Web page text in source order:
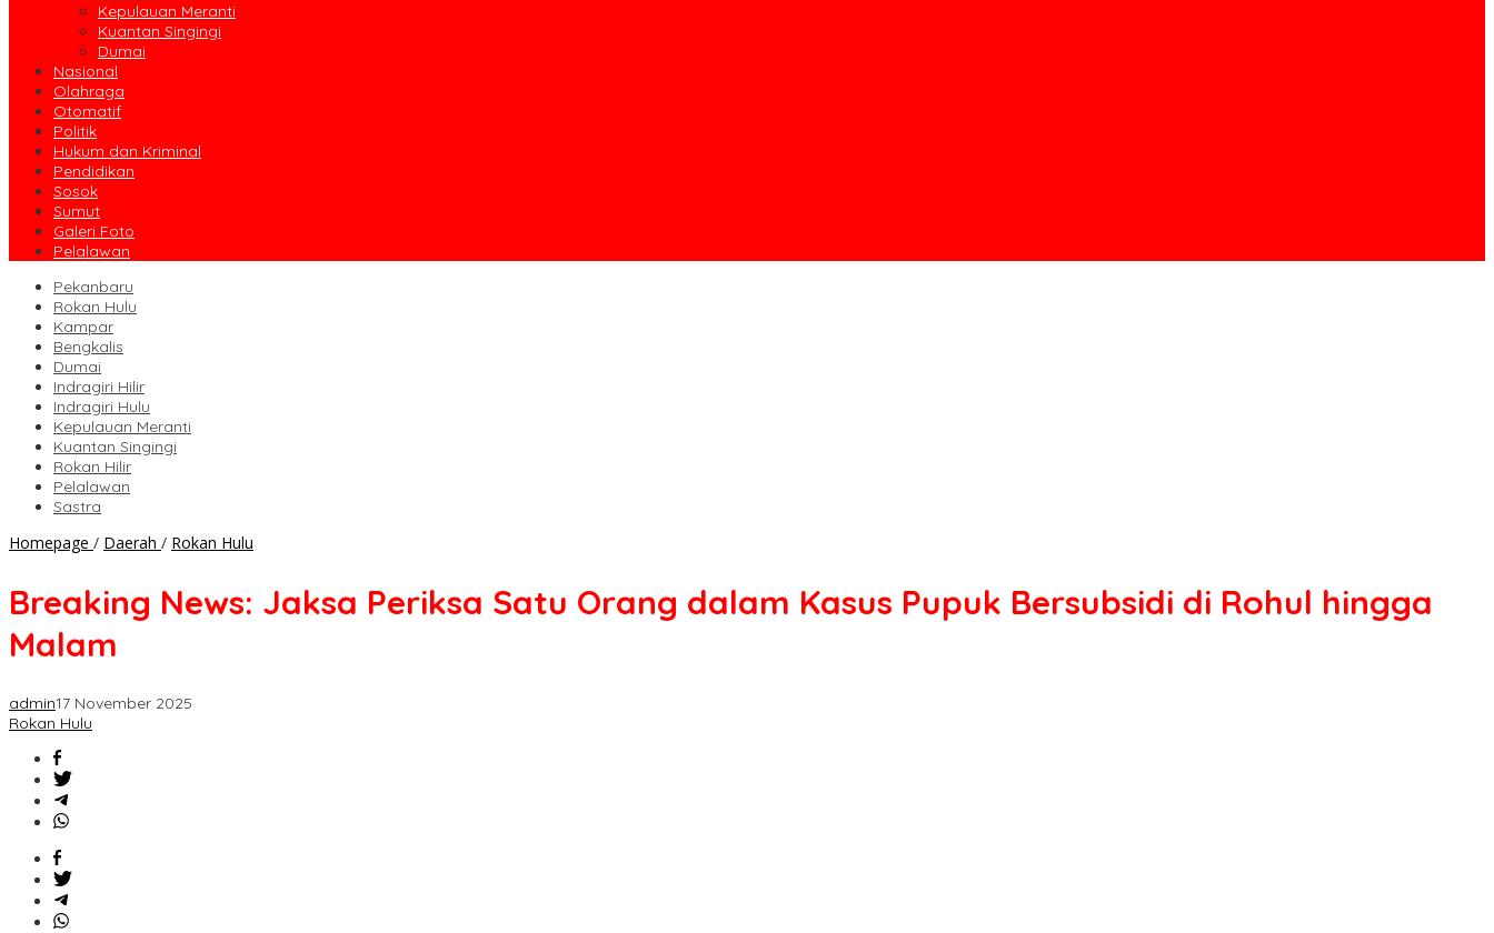
Kepulauan Meranti
Kuantan Singingi
Dumai
Nasional
Olahraga
Otomatif
Politik
Hukum dan Kriminal
Pendidikan
Sosok
Sumut
Galeri Foto
Pelalawan
Pekanbaru
Rokan Hulu
Kampar
Bengkalis
Dumai
Indragiri Hilir
Indragiri Hulu
Kepulauan Meranti
Kuantan Singingi
Rokan Hilir
Pelalawan
Sastra
Homepage / Daerah / Rokan Hulu
Periksa
Breaking News: Jaksa Periksa Satu Orang dalam Kasus Pupuk Bersubsidi di Rohul hingga
Malam
admin17 November 2025
Rokan Hulu